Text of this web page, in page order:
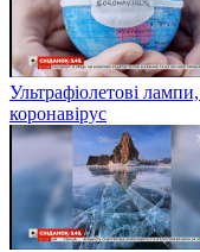
Ультрафіолетові
коронавірус